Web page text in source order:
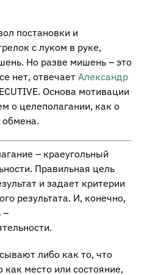
постановки и
с луком в руке,
Но разве мишень – это
нет, отвечает Александр
Основа мотивации
о целеполагании, как о
– краеугольный
Правильная цель
и задает критерии
результата. И, конечно,
–
либо как то, что
как место или состояние,